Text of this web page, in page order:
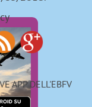
APP DELL'EBFV